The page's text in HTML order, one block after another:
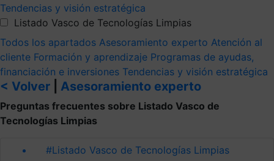
Tendencias y visión estratégica
Listado Vasco de Tecnologías Limpias
Todos los apartados Asesoramiento experto Atención al
cliente Formación y aprendizaje Programas de ayudas,
financiación e inversiones Tendencias y visión estratégica
< Volver Asesoramiento experto
Preguntas frecuentes sobre Listado Vasco de
Tecnologías Limpias
#Listado Vasco de Tecnologías Limpias